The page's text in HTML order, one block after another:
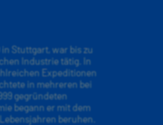
Stuttgart, war bis zu
Industrie tätig. In
Expeditionen
in mehreren bei
gegründeten
begann er mit dem
beruhen.